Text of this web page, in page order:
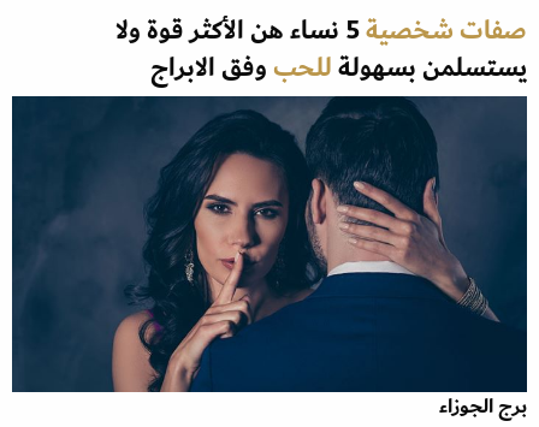
صفات شخصية 5 نساء هن الأكثر قوة ولا
يستسلمن بسهولةللحبوفق الابراج
برج الجوزاء